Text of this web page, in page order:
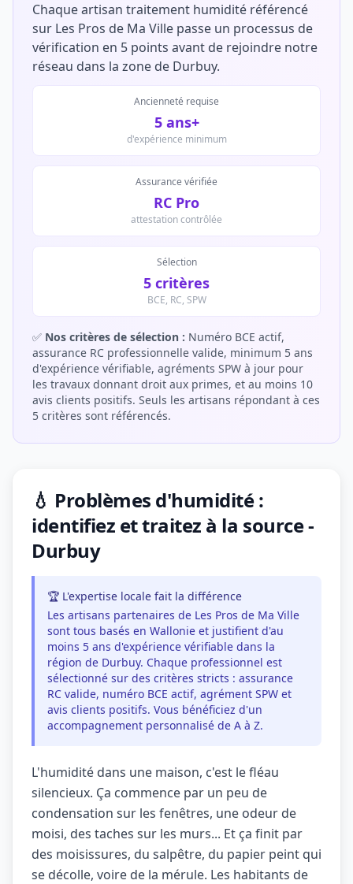
Chaque artisan traitement humidité référencé
sur Les Pros de Ma Ville passe un processus de
vérification en 5 points avant de rejoindre notre
réseau dans la zone de Durbuy.
Ancienneté requise
5 ans+
d'expérience minimum
Assurance vérifiée
RC Pro
attestation contrôlée
Sélection
5 critères
BCE, RC, SPW
✅ Nos critères de sélection : Numéro BCE actif,
assurance RC professionnelle valide, minimum 5 ans
d'expérience vérifiable, agréments SPW à jour pour
les travaux donnant droit aux primes, et au moins 10
avis clients positifs. Seuls les artisans répondant à ces
5 critères sont référencés.
💧 Problèmes d'humidité :
identifiez et traitez à la source -
Durbuy
🏆 L'expertise locale fait la différence
Les artisans partenaires de Les Pros de Ma Ville
sont tous basés en Wallonie et justifient d'au
moins 5 ans d'expérience vérifiable dans la
région de Durbuy. Chaque professionnel est
sélectionné sur des critères stricts : assurance
RC valide, numéro BCE actif, agrément SPW et
avis clients positifs. Vous bénéficiez d'un
accompagnement personnalisé de A à Z.
L'humidité dans une maison, c'est le fléau
silencieux. Ça commence par un peu de
condensation sur les fenêtres, une odeur de
moisi, des taches sur les murs... Et ça finit par
des moisissures, du salpêtre, du papier peint qui
se décolle, voire de la mérule. Les habitants de